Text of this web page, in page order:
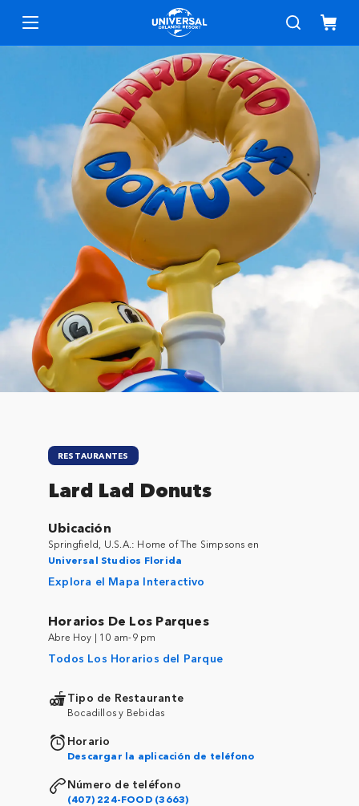
RESTAURANTES
Lard Lad Donuts
Ubicación
Springfield, U.S.A.: Home of The Simpsons en
Universal Studios Florida
Explora el Mapa Interactivo
Horarios De Los Parques
Abre Hoy | 10 am-9 pm
Todos Los Horarios del Parque
Tipo de Restaurante
Bocadillos y Bebidas
Horario
Descargar la aplicación de teléfono
Número de teléfono
(407) 224-FOOD (3663)